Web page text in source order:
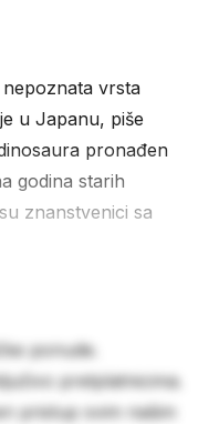
vrsta
u Japanu, piše
pronađen
godina starih
znanstvenici sa
ponude.
pretplatnicima.
pristup svim našim